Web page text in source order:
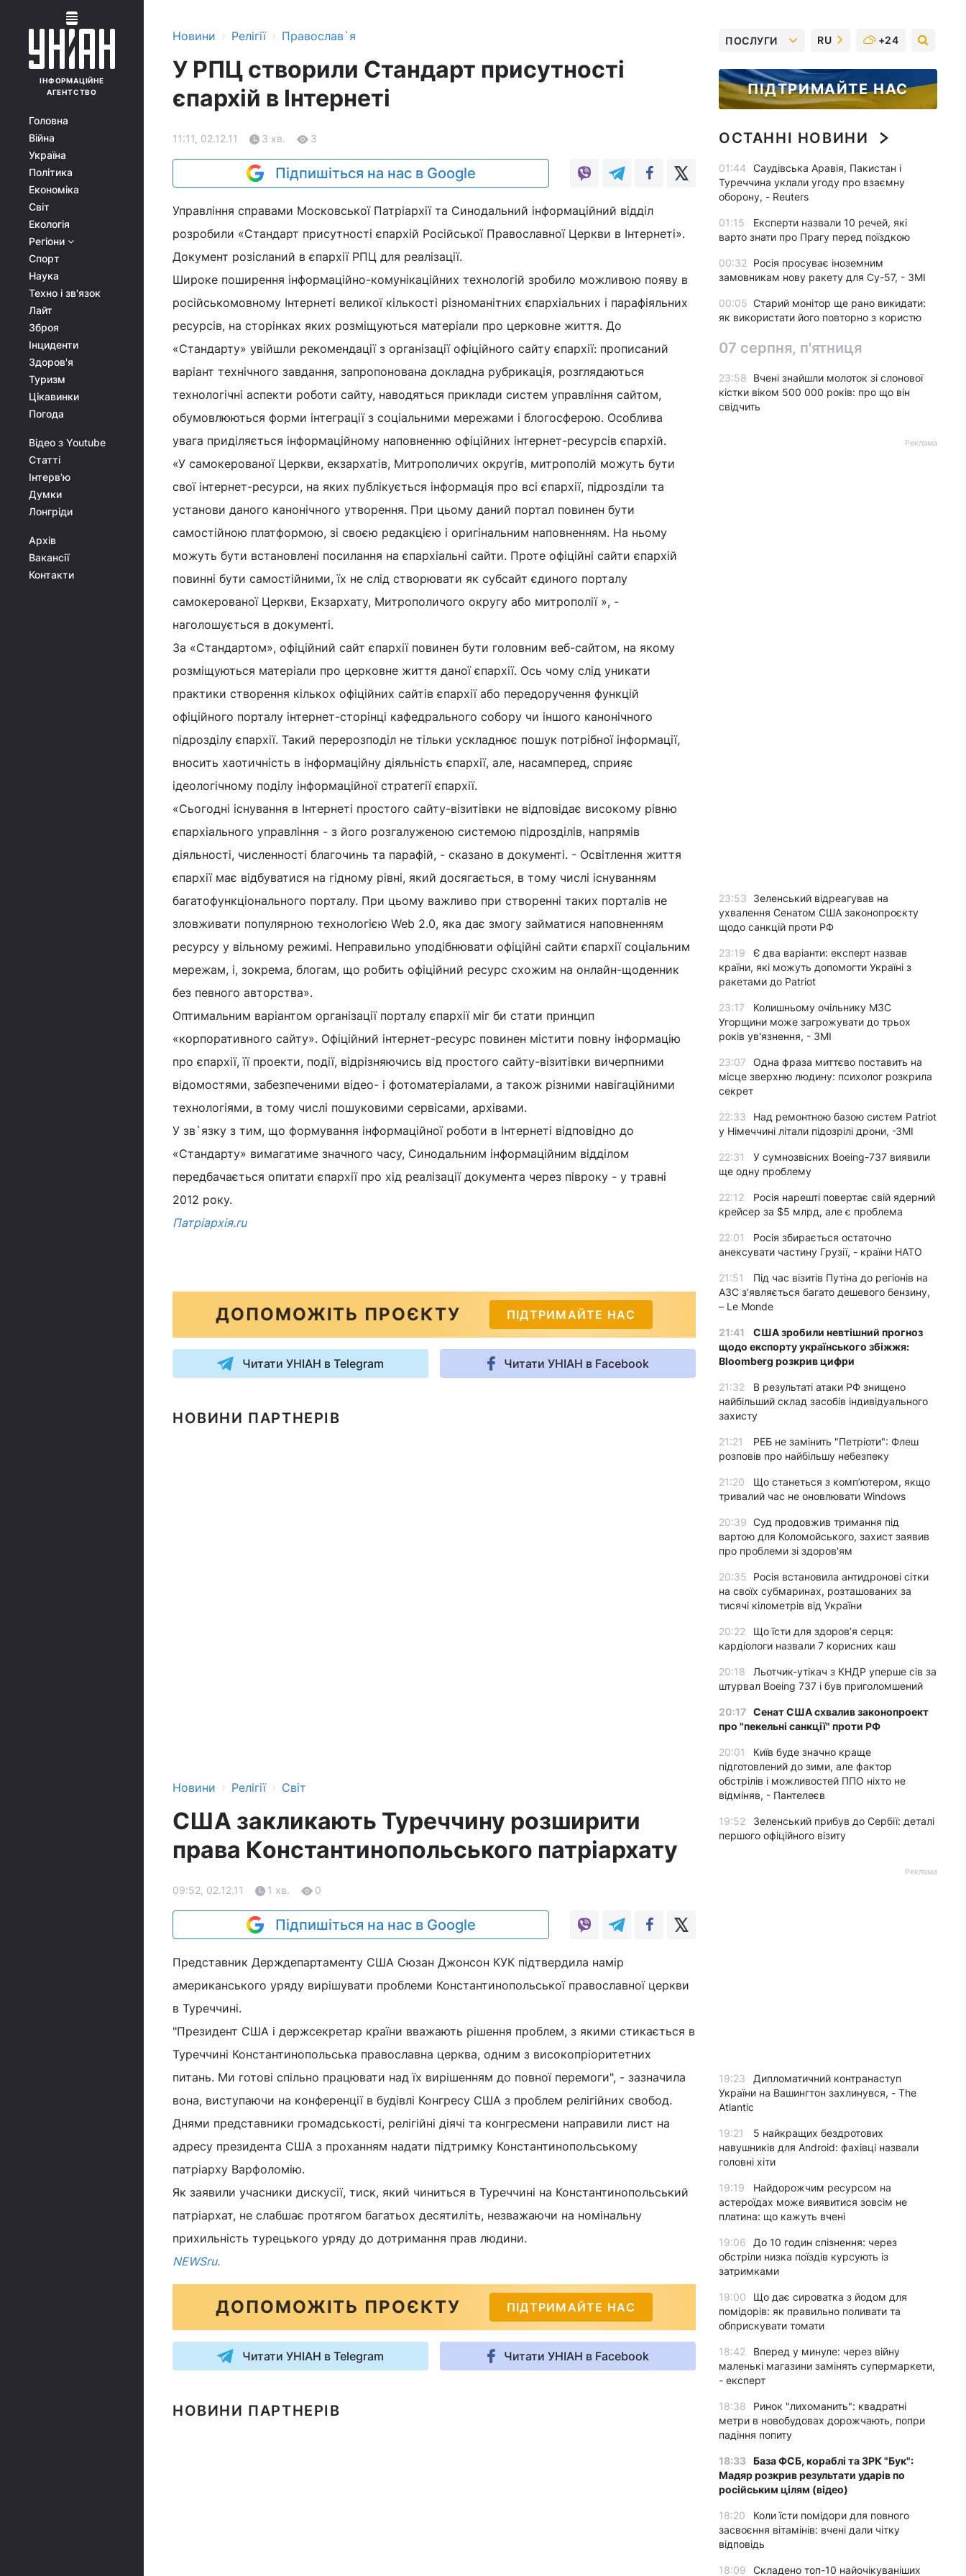
ІНФОРМАЦІЙНЕ
АГЕНТСТВО
Головна
Війна
Україна
Політика
Економіка
Світ
Екологія
Регіони
Спорт
Наука
Техно і зв'язок
Лайт
Зброя
Інциденти
Здоров'я
Туризм
Цікавинки
Погода
Відео з Youtube
Статті
Інтерв'ю
Думки
Лонгріди
Архів
Вакансії
Контакти
Новини › Релігії › Православ`я
У РПЦ створили Стандарт присутності
єпархій в Інтернеті
11:11, 02.12.11 3 хв. 3
Підпишіться на нас в Google
Управління справами Московської Патріархії та Синодальний інформаційний відділ
розробили «Стандарт присутності єпархій Російської Православної Церкви в Інтернеті».
Документ розісланий в єпархії РПЦ для реалізації.
Широке поширення інформаційно-комунікаційних технологій зробило можливою появу в
російськомовному Інтернеті великої кількості різноманітних єпархіальних і парафіяльних
ресурсів, на сторінках яких розміщуються матеріали про церковне життя. До
«Стандарту» увійшли рекомендації з організації офіційного сайту єпархії: прописаний
варіант технічного завдання, запропонована докладна рубрикація, розглядаються
технологічні аспекти роботи сайту, наводяться приклади систем управління сайтом,
обумовлюються форми інтеграції з соціальними мережами і блогосферою. Особлива
увага приділяється інформаційному наповненню офіційних інтернет-ресурсів єпархій.
«У самокерованої Церкви, екзархатів, Митрополичих округів, митрополій можуть бути
свої інтернет-ресурси, на яких публікується інформація про всі єпархії, підрозділи та
установи даного канонічного утворення. При цьому даний портал повинен бути
самостійною платформою, зі своєю редакцією і оригінальним наповненням. На ньому
можуть бути встановлені посилання на єпархіальні сайти. Проте офіційні сайти єпархій
повинні бути самостійними, їх не слід створювати як субсайт єдиного порталу
самокерованої Церкви, Екзархату, Митрополичого округу або митрополії », -
наголошується в документі.
За «Стандартом», офіційний сайт єпархії повинен бути головним веб-сайтом, на якому
розміщуються матеріали про церковне життя даної єпархії. Ось чому слід уникати
практики створення кількох офіційних сайтів єпархії або передоручення функцій
офіційного порталу інтернет-сторінці кафедрального собору чи іншого канонічного
підрозділу єпархії. Такий перерозподіл не тільки ускладнює пошук потрібної інформації,
вносить хаотичність в інформаційну діяльність єпархії, але, насамперед, сприяє
ідеологічному поділу інформаційної стратегії єпархії.
«Сьогодні існування в Інтернеті простого сайту-візитівки не відповідає високому рівню
єпархіального управління - з його розгалуженою системою підрозділів, напрямів
діяльності, численності благочинь та парафій, - сказано в документі. - Освітлення життя
єпархії має відбуватися на гідному рівні, який досягається, в тому числі існуванням
багатофункціонального порталу. При цьому важливо при створенні таких порталів не
зловживати популярною технологією Web 2.0, яка дає змогу займатися наповненням
ресурсу у вільному режимі. Неправильно уподібнювати офіційні сайти єпархії соціальним
мережам, і, зокрема, блогам, що робить офіційний ресурс схожим на онлайн-щоденник
без певного авторства».
Оптимальним варіантом організації порталу єпархії міг би стати принцип
«корпоративного сайту». Офіційний інтернет-ресурс повинен містити повну інформацію
про єпархії, її проекти, події, відрізняючись від простого сайту-візитівки вичерпними
відомостями, забезпеченими відео- і фотоматеріалами, а також різними навігаційними
технологіями, в тому числі пошуковими сервісами, архівами.
У зв`язку з тим, що формування інформаційної роботи в Інтернеті відповідно до
«Стандарту» вимагатиме значного часу, Синодальним інформаційним відділом
передбачається опитати єпархії про хід реалізації документа через півроку - у травні
2012 року.
Патріархія.ru
ДОПОМОЖІТЬ ПРОЄКТУ ПІДТРИМАЙТЕ НАС
Читати УНІАН в Telegram Читати УНІАН в Facebook
НОВИНИ ПАРТНЕРІВ
Новини › Релігії › Світ
США закликають Туреччину розширити
права Константинопольського патріархату
09:52, 02.12.11 1 хв. 0
Підпишіться на нас в Google
Представник Держдепартаменту США Сюзан Джонсон КУК підтвердила намір
американського уряду вирішувати проблеми Константинопольської православної церкви
в Туреччині.
"Президент США і держсекретар країни вважають рішення проблем, з якими стикається в
Туреччині Константинопольська православна церква, одним з високопріоритетних
питань. Ми готові спільно працювати над їх вирішенням до повної перемоги", - зазначила
вона, виступаючи на конференції в будівлі Конгресу США з проблем релігійних свобод.
Днями представники громадськості, релігійні діячі та конгресмени направили лист на
адресу президента США з проханням надати підтримку Константинопольському
патріарху Варфоломію.
Як заявили учасники дискусії, тиск, який чиниться в Туреччині на Константинопольський
патріархат, не слабшає протягом багатьох десятиліть, незважаючи на номінальну
прихильність турецького уряду до дотримання прав людини.
NEWSru.
ДОПОМОЖІТЬ ПРОЄКТУ ПІДТРИМАЙТЕ НАС
Читати УНІАН в Telegram Читати УНІАН в Facebook
НОВИНИ ПАРТНЕРІВ
ПОСЛУГИ RU +24
ПІДТРИМАЙТЕ НАС
ОСТАННІ НОВИНИ
01:44
Саудівська Аравія, Пакистан і
Туреччина уклали угоду про взаємну
оборону, - Reuters
01:15
Експерти назвали 10 речей, які
варто знати про Прагу перед поїздкою
00:32
Росія просуває іноземним
замовникам нову ракету для Су-57, - ЗМІ
00:05 Старий монітор ще рано викидати:
як використати його повторно з користю
07 серпня, п'ятниця
23:58
Вчені знайшли молоток зі слонової
кістки віком 500 000 років: про що він
свідчить
Реклама
23:53
Зеленський відреагував на
ухвалення Сенатом США законопроєкту
щодо санкцій проти РФ
23:19
Є два варіанти: експерт назвав
країни, які можуть допомогти Україні з
ракетами до Patriot
23:17
Колишньому очільнику МЗС
Угорщини може загрожувати до трьох
років ув'язнення, - ЗМІ
23:07
Одна фраза миттєво поставить на
місце зверхню людину: психолог розкрила
секрет
22:33
Над ремонтною базою систем Patriot
у Німеччині літали підозрілі дрони, -ЗМІ
22:31
У сумнозвісних Boeing-737 виявили
ще одну проблему
22:12
Росія нарешті повертає свій ядерний
крейсер за $5 млрд, але є проблема
22:01
Росія збирається остаточно
анексувати частину Грузії, - країни НАТО
21:51
Під час візитів Путіна до регіонів на
АЗС з’являється багато дешевого бензину,
– Le Monde
21:41
США зробили невтішний прогноз
щодо експорту українського збіжжя:
Bloomberg розкрив цифри
21:32
В результаті атаки РФ знищено
найбільший склад засобів індивідуального
захисту
21:21
РЕБ не замінить "Петріоти": Флеш
розповів про найбільшу небезпеку
21:20
Що станеться з комп’ютером, якщо
тривалий час не оновлювати Windows
20:39 Суд продовжив тримання під
вартою для Коломойського, захист заявив
про проблеми зі здоров'ям
20:35
Росія встановила антидронові сітки
на своїх субмаринах, розташованих за
тисячі кілометрів від України
20:22
Що їсти для здоров’я серця:
кардіологи назвали 7 корисних каш
20:18
Льотчик-утікач з КНДР уперше сів за
штурвал Boeing 737 і був приголомшений
20:17 Сенат США схвалив законопроект
про "пекельні санкції" проти РФ
20:01
Київ буде значно краще
підготовлений до зими, але фактор
обстрілів і можливостей ППО ніхто не
відміняв, - Пантелеєв
19:52
Зеленський прибув до Сербії: деталі
першого офіційного візиту
Реклама
19:23
Дипломатичний контранаступ
України на Вашингтон захлинувся, - The
Atlantic
19:21
5 найкращих бездротових
навушників для Android: фахівці назвали
головні хіти
19:19
Найдорожчим ресурсом на
астероїдах може виявитися зовсім не
платина: що кажуть вчені
19:06
До 10 годин спізнення: через
обстріли низка поїздів курсують із
затримками
19:00
Що дає сироватка з йодом для
помідорів: як правильно поливати та
обприскувати томати
18:42
Вперед у минуле: через війну
маленькі магазини замінять супермаркети,
- експерт
18:38
Ринок "лихоманить": квадратні
метри в новобудовах дорожчають, попри
падіння попиту
18:33 База ФСБ, кораблі та ЗРК "Бук":
Мадяр розкрив результати ударів по
російським цілям (відео)
18:20
Коли їсти помідори для повного
засвоєння вітамінів: вчені дали чітку
відповідь
18:09 Складено топ-10 найочікуваніших